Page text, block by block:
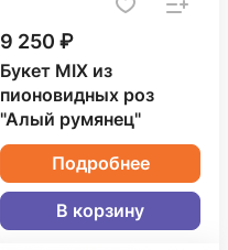
9 250 ₽
Букет MIX из
пионовидных роз
"Алый румянец"
Подробнее
В корзину